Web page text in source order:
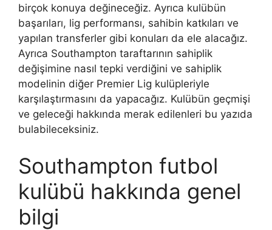
birçok konuya değineceğiz. Ayrıca kulübün
başarıları, lig performansı, sahibin katkıları ve
yapılan transferler gibi konuları da ele alacağız.
Ayrıca Southampton taraftarının sahiplik
değişimine nasıl tepki verdiğini ve sahiplik
modelinin diğer Premier Lig kulüpleriyle
karşılaştırmasını da yapacağız. Kulübün geçmişi
ve geleceği hakkında merak edilenleri bu yazıda
bulabileceksiniz.
Southampton futbol
kulübü hakkında genel
bilgi